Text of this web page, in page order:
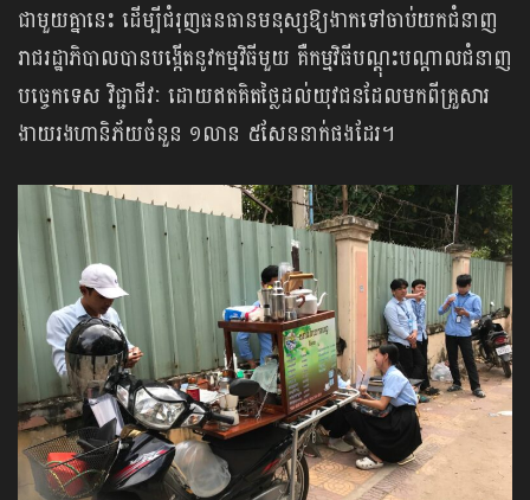
ជាមួយគ្នានេះ ដើម្បីជំរុញធនធានមនុស្សឱ្យងាកទៅចាប់យកជំនាញ
រាជរដ្ឋាភិបាលបានបង្កើតនូវកម្មវិធីមួយ គឺកម្មវិធីបណ្ដុះបណ្ដាលជំនាញ
បច្ចេកទេស វិជ្ជាជីវៈ ដោយឥតគិតថ្លៃដល់យុវជនដែលមកពី​គ្រួសារ
ងាយរងហានិភ័យចំនួន ១លាន ៥សែននាក់ផងដែរ។